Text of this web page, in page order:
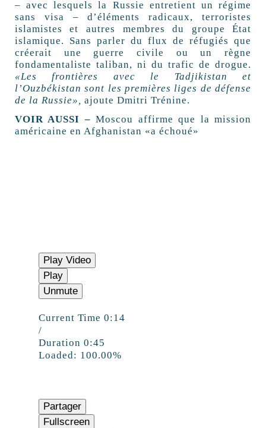
– avec lesquels la Russie entretient un régime
sans visa – d’éléments radicaux, terroristes
islamistes et autres membres du groupe État
islamique. Sans parler du flux de réfugiés que
créerait une guerre civile ou un règne
fondamentaliste taliban, ni du trafic de drogue.
«Les frontières avec le Tadjikistan et
l’Ouzbékistan sont les premières liges de défense
de la Russie», ajoute Dmitri Trénine.
VOIR AUSSI – Moscou affirme que la mission
américaine en Afghanistan «a échoué»
Play Video
Play
Unmute
Current Time 0:14
/
Duration 0:45
Loaded: 100.00%
Partager
Fullscreen